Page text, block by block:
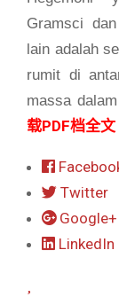
Gramsci
lain adalah
rumit di
massa
载PDF档全文
Twitter
Google+
LinkedIn